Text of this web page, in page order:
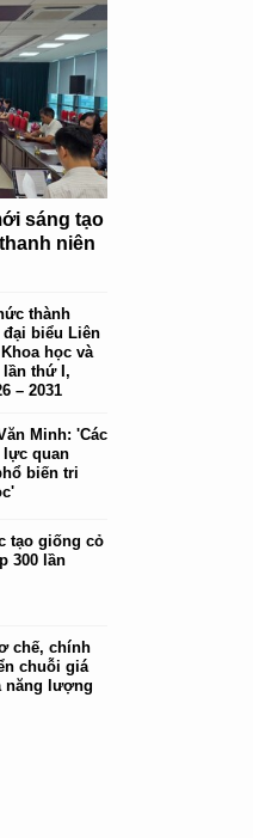
sáng tạo
niên
thành
biểu Liên
học và
lần thứ I,
– 2031
Minh: 'Các
lực quan
biến tri
tạo giống cỏ
300 lần
chế, chính
chuỗi giá
năng lượng